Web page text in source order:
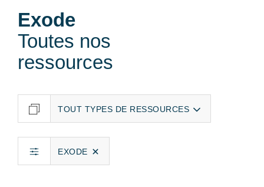
Exode
Toutes nos
ressources
EXODE